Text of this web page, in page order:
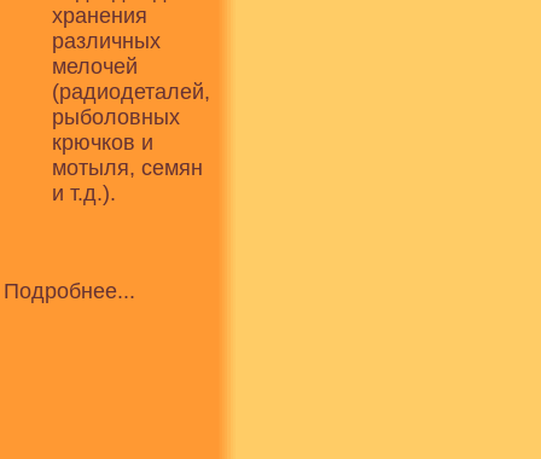
хранения
различных
мелочей
(радиодеталей,
рыболовных
крючков и
мотыля, семян
и т.д.).
Подробнее...